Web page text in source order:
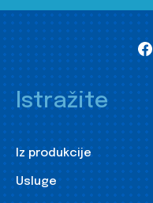
Istražite
Iz produkcije
Usluge